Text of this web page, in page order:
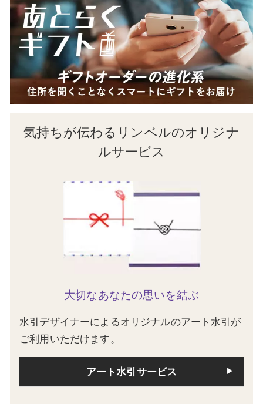
気持ちが伝わるリンベルのオリジナ
ルサービス
大切なあなたの思いを結ぶ
水引デザイナーによるオリジナルのアート水引が
ご利用いただけます。
アート水引サービス